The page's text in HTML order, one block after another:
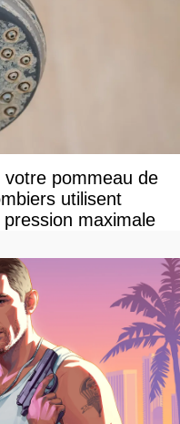
pommeau de
utilisent
maximale